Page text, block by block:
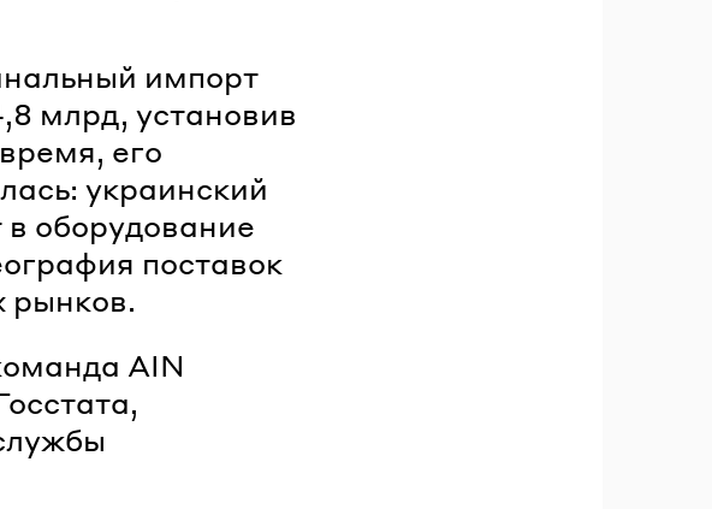
импорт
млрд, установив
его
украинский
оборудование
поставок
рынков.
AIN